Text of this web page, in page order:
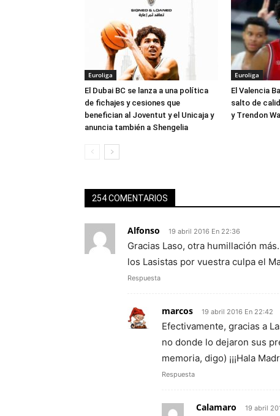
Euroliga
El Dubai BC se lanza a una política
de fichajes y cesiones que
benefician al Joventut y el Unicaja y
anuncia también a Shengelia
Euroliga
El Valencia
salto de
y Trendon
254 COMENTARIOS
Alfonso 19 abril 2016 En 22:36
Gracias Laso, otra humillación
los Lasistas por vuestra culpa el
Respuesta
marcos 19 abril 2016 En 22:42
Efectivamente, gracias a
no donde lo dejaron sus
memoria, digo) ¡¡¡Hala
Respuesta
Calamaro 19 abril